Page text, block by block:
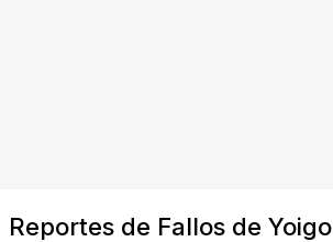
Reportes de Fallos de Yoigo